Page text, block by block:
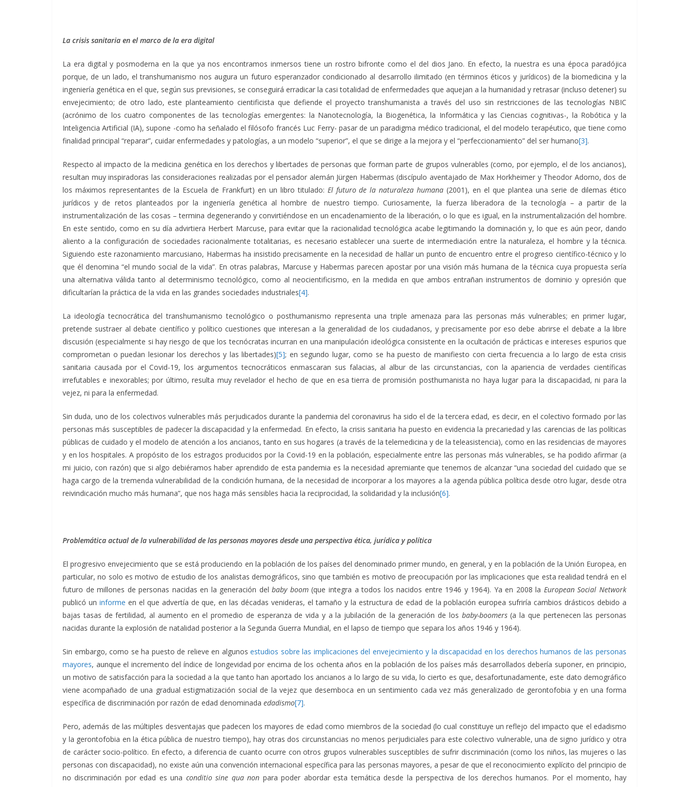
La crisis sanitaria en el marco de la era digital
La era digital y posmoderna en la que ya nos encontramos inmersos tiene un rostro bifronte como el del dios Jano. En efecto, la nuestra es una época paradójica
porque, de un lado, el transhumanismo nos augura un futuro esperanzador condicionado al desarrollo ilimitado (en términos éticos y jurídicos) de la biomedicina y la
ingeniería genética en el que, según sus previsiones, se conseguirá erradicar la casi totalidad de enfermedades que aquejan a la humanidad y retrasar (incluso detener) su
envejecimiento; de otro lado, este planteamiento cientificista que defiende el proyecto transhumanista a través del uso sin restricciones de las tecnologías NBIC
(acrónimo de los cuatro componentes de las tecnologías emergentes: la Nanotecnología, la Biogenética, la Informática y las Ciencias cognitivas-, la Robótica y la
Inteligencia Artificial (IA), supone -como ha señalado el filósofo francés Luc Ferry- pasar de un paradigma médico tradicional, el del modelo terapéutico, que tiene como
finalidad principal “reparar”, cuidar enfermedades y patologías, a un modelo “superior”, el que se dirige a la mejora y el “perfeccionamiento” del ser humano[3].
Respecto al impacto de la medicina genética en los derechos y libertades de personas que forman parte de grupos vulnerables (como, por ejemplo, el de los ancianos),
resultan muy inspiradoras las consideraciones realizadas por el pensador alemán Jürgen Habermas (discípulo aventajado de Max Horkheimer y Theodor Adorno, dos de
los máximos representantes de la Escuela de Frankfurt) en un libro titulado: El futuro de la naturaleza humana (2001), en el que plantea una serie de dilemas ético
jurídicos y de retos planteados por la ingeniería genética al hombre de nuestro tiempo. Curiosamente, la fuerza liberadora de la tecnología – a partir de la
instrumentalización de las cosas – termina degenerando y convirtiéndose en un encadenamiento de la liberación, o lo que es igual, en la instrumentalización del hombre.
En este sentido, como en su día advirtiera Herbert Marcuse, para evitar que la racionalidad tecnológica acabe legitimando la dominación y, lo que es aún peor, dando
aliento a la configuración de sociedades racionalmente totalitarias, es necesario establecer una suerte de intermediación entre la naturaleza, el hombre y la técnica.
Siguiendo este razonamiento marcusiano, Habermas ha insistido precisamente en la necesidad de hallar un punto de encuentro entre el progreso científico-técnico y lo
que él denomina “el mundo social de la vida”. En otras palabras, Marcuse y Habermas parecen apostar por una visión más humana de la técnica cuya propuesta sería
una alternativa válida tanto al determinismo tecnológico, como al neocientificismo, en la medida en que ambos entrañan instrumentos de dominio y opresión que
dificultarían la práctica de la vida en las grandes sociedades industriales[4].
La ideología tecnocrática del transhumanismo tecnológico o posthumanismo representa una triple amenaza para las personas más vulnerables; en primer lugar,
pretende sustraer al debate científico y político cuestiones que interesan a la generalidad de los ciudadanos, y precisamente por eso debe abrirse el debate a la libre
discusión (especialmente si hay riesgo de que los tecnócratas incurran en una manipulación ideológica consistente en la ocultación de prácticas e intereses espurios que
comprometan o puedan lesionar los derechos y las libertades)[5]; en segundo lugar, como se ha puesto de manifiesto con cierta frecuencia a lo largo de esta crisis
sanitaria causada por el Covid-19, los argumentos tecnocráticos enmascaran sus falacias, al albur de las circunstancias, con la apariencia de verdades científicas
irrefutables e inexorables; por último, resulta muy revelador el hecho de que en esa tierra de promisión posthumanista no haya lugar para la discapacidad, ni para la
vejez, ni para la enfermedad.
Sin duda, uno de los colectivos vulnerables más perjudicados durante la pandemia del coronavirus ha sido el de la tercera edad, es decir, en el colectivo formado por las
personas más susceptibles de padecer la discapacidad y la enfermedad. En efecto, la crisis sanitaria ha puesto en evidencia la precariedad y las carencias de las políticas
públicas de cuidado y el modelo de atención a los ancianos, tanto en sus hogares (a través de la telemedicina y de la teleasistencia), como en las residencias de mayores
y en los hospitales. A propósito de los estragos producidos por la Covid-19 en la población, especialmente entre las personas más vulnerables, se ha podido afirmar (a
mi juicio, con razón) que si algo debiéramos haber aprendido de esta pandemia es la necesidad apremiante que tenemos de alcanzar “una sociedad del cuidado que se
haga cargo de la tremenda vulnerabilidad de la condición humana, de la necesidad de incorporar a los mayores a la agenda pública política desde otro lugar, desde otra
reivindicación mucho más humana”, que nos haga más sensibles hacia la reciprocidad, la solidaridad y la inclusión[6].
Problemática actual de la vulnerabilidad de las personas mayores desde una perspectiva ética, jurídica y política
El progresivo envejecimiento que se está produciendo en la población de los países del denominado primer mundo, en general, y en la población de la Unión Europea, en
particular, no solo es motivo de estudio de los analistas demográficos, sino que también es motivo de preocupación por las implicaciones que esta realidad tendrá en el
futuro de millones de personas nacidas en la generación delbaby boom(que integra a todos los nacidos entre 1946 y 1964). Ya en 2008 la European Social Network
publicó un informe en el que advertía de que, en las décadas venideras, el tamaño y la estructura de edad de la población europea sufriría cambios drásticos debido a
bajas tasas de fertilidad, al aumento en el promedio de esperanza de vida y a la jubilación de la generación de los baby-boomers(a la que pertenecen las personas
nacidas durante la explosión de natalidad posterior a la Segunda Guerra Mundial, en el lapso de tiempo que separa los años 1946 y 1964).
Sin embargo, como se ha puesto de relieve en algunosestudios sobre las implicaciones del envejecimiento y la discapacidad en los derechos humanos de las personas
mayores, aunque el incremento del índice de longevidad por encima de los ochenta años en la población de los países más desarrollados debería suponer, en principio,
un motivo de satisfacción para la sociedad a la que tanto han aportado los ancianos a lo largo de su vida, lo cierto es que, desafortunadamente, este dato demográfico
viene acompañado de una gradual estigmatización social de la vejez que desemboca en un sentimiento cada vez más generalizado de gerontofobia y en una forma
específica de discriminación por razón de edad denominada edadismo[7].
Pero, además de las múltiples desventajas que padecen los mayores de edad como miembros de la sociedad (lo cual constituye un reflejo del impacto que el edadismo
y la gerontofobia en la ética pública de nuestro tiempo), hay otras dos circunstancias no menos perjudiciales para este colectivo vulnerable, una de signo jurídico y otra
de carácter socio-político. En efecto, a diferencia de cuanto ocurre con otros grupos vulnerables susceptibles de sufrir discriminación (como los niños, las mujeres o las
personas con discapacidad), no existe aún una convención internacional específica para las personas mayores, a pesar de que el reconocimiento explícito del principio de
no discriminación por edad es una conditio sine qua non para poder abordar esta temática desde la perspectiva de los derechos humanos. Por el momento, hay